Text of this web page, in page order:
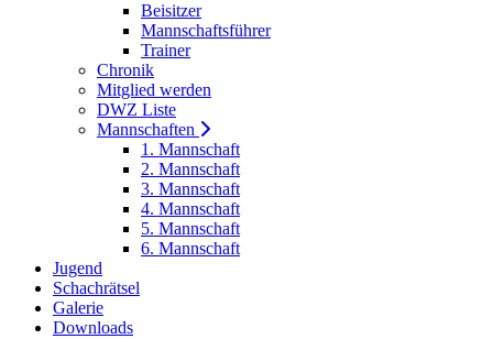
Beisitzer
Mannschaftsführer
Trainer
Chronik
Mitglied werden
DWZ Liste
Mannschaften
1. Mannschaft
2. Mannschaft
3. Mannschaft
4. Mannschaft
5. Mannschaft
6. Mannschaft
Jugend
Schachrätsel
Galerie
Downloads